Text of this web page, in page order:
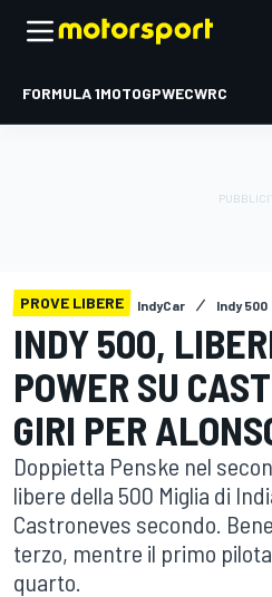
FORMULA 1MOTOGPWECWRC
PROVE LIBERE IndyCar Indy 500
INDY 500,
POWER SU
GIRI PER
Doppietta Penske nel
libere della 500 Miglia di
Castroneves secondo.
terzo, mentre il primo
quarto.